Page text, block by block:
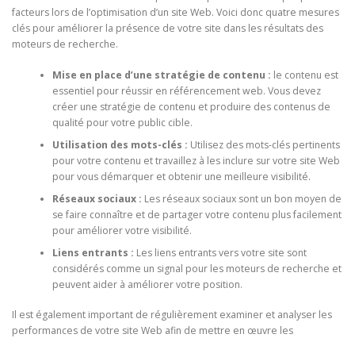
facteurs lors de l’optimisation d’un site Web. Voici donc quatre mesures
clés pour améliorer la présence de votre site dans les résultats des
moteurs de recherche.
Mise en place d’une stratégie de contenu : le contenu est
essentiel pour réussir en référencement web. Vous devez
créer une stratégie de contenu et produire des contenus de
qualité pour votre public cible.
Utilisation des mots-clés : Utilisez des mots-clés pertinents
pour votre contenu et travaillez à les inclure sur votre site Web
pour vous démarquer et obtenir une meilleure visibilité.
Réseaux sociaux : Les réseaux sociaux sont un bon moyen de
se faire connaître et de partager votre contenu plus facilement
pour améliorer votre visibilité.
Liens entrants : Les liens entrants vers votre site sont
considérés comme un signal pour les moteurs de recherche et
peuvent aider à améliorer votre position.
Il est également important de régulièrement examiner et analyser les
performances de votre site Web afin de mettre en œuvre les